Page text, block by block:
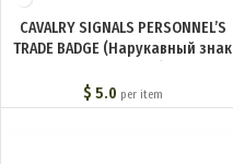
CAVALRY SIGNALS PERSONNEL’S
TRADE BADGE (Нарукавный знак
$ 5.0 per item